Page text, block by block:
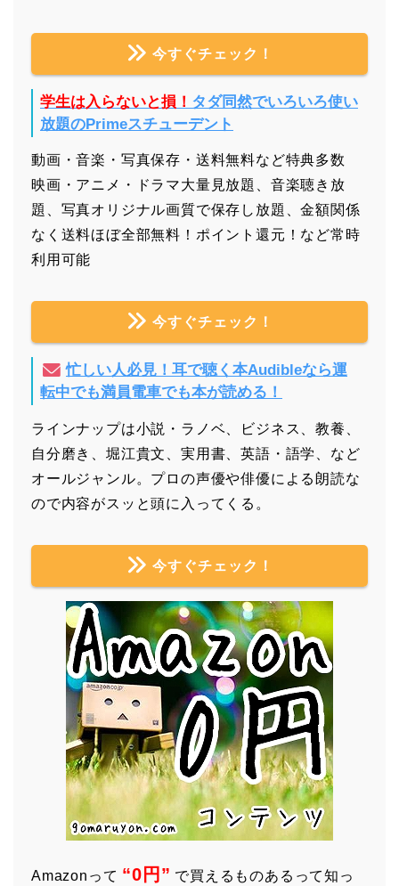
今すぐチェック！
学生は入らないと損！ タダ同然でいろいろ使い
放題のPrimeスチューデント
動画・音楽・写真保存・送料無料など特典多数
映画・アニメ・ドラマ大量見放題、音楽聴き放
題、写真オリジナル画質で保存し放題、金額関係
なく送料ほぼ全部無料！ポイント還元！など常時
利用可能
今すぐチェック！
忙しい人必見！耳で聴く本Audibleなら運
転中でも満員電車でも本が読める！
ラインナップは小説・ラノベ、ビジネス、教養、
自分磨き、堀江貴文、実用書、英語・語学、など
オールジャンル。プロの声優や俳優による朗読な
ので内容がスッと頭に入ってくる。
今すぐチェック！
Amazonって “0円” で買えるものあるって知っ